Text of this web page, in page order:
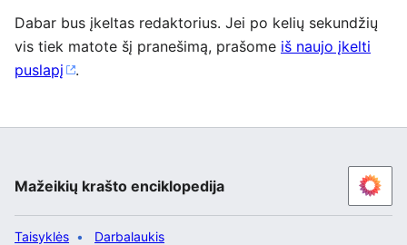
Dabar bus įkeltas redaktorius. Jei po kelių sekundžių
vis tiek matote šį pranešimą, prašome iš naujo įkelti
puslapį
.
Mažeikių krašto enciklopedija
Taisyklės Darbalaukis